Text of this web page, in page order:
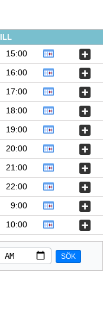
15:00
16:00
17:00
18:00
19:00
20:00
21:00
22:00
9:00
10:00
SÖK